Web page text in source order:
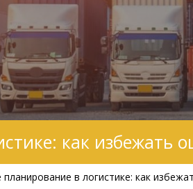
как избежать
планирование в логистике: как